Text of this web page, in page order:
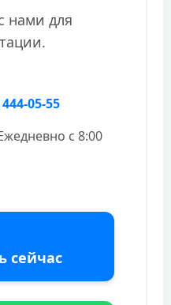
нами для
05-55
с 8:00
сейчас